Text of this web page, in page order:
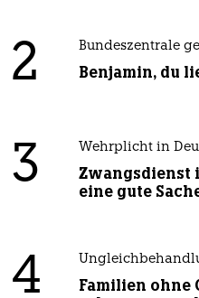
2 Bundeszentrale
Benjamin, du
3 Wehrplicht in
Zwangsdienst
eine gute
4
Familien ohne